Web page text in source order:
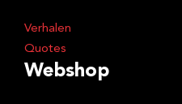
Verhalen
Quotes
Webshop